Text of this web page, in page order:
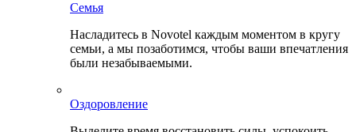
Семья
Насладитесь в Novotel каждым моментом в кругу
семьи, а мы позаботимся, чтобы ваши впечатления
были незабываемыми.
Оздоровление